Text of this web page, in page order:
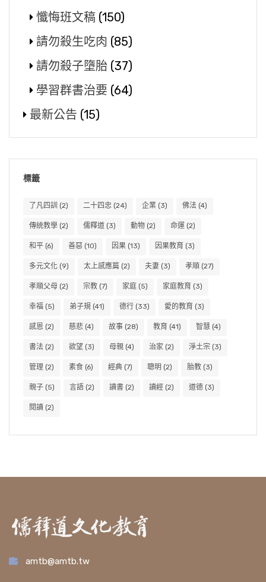
懺悔班文稿 (150)
請勿殺生吃肉 (85)
請勿殺子墮胎 (37)
學習群書治要 (64)
最新公告 (15)
標籤
了凡四訓 (2) 二十四忠 (24) 企業 (3) 佛法 (4)
傳統教學 (2) 儒釋道 (3) 動物 (2) 命運 (2)
和平 (6) 善惡 (10) 因果 (13) 因果教育 (3)
多元文化 (9) 太上感應篇 (2) 夫妻 (3) 孝順 (27)
孝順父母 (2) 宗教 (7) 家庭 (5) 家庭教育 (3)
幸福 (5) 弟子規 (41) 德行 (33) 愛的教育 (3)
感恩 (2) 慈悲 (4) 故事 (28) 教育 (41) 智慧 (4)
書法 (2) 欲望 (3) 母親 (4) 治家 (2) 淨土宗 (3)
管理 (2) 素食 (6) 經典 (7) 聰明 (2) 胎教 (3)
親子 (5) 言語 (2) 讀書 (2) 讀經 (2) 道德 (3)
閱讀 (2)
amtb@amtb.tw